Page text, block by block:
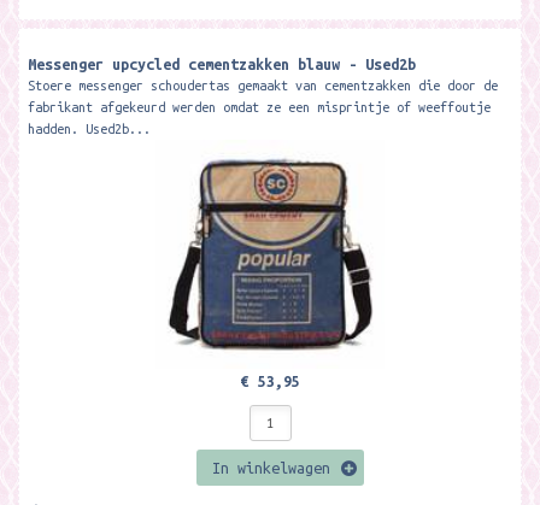
Messenger upcycled cementzakken blauw - Used2b
Stoere messenger schoudertas gemaakt van cementzakken die door de
fabrikant afgekeurd werden omdat ze een misprintje of weeffoutje
hadden. Used2b...
€ 53,95
In winkelwagen